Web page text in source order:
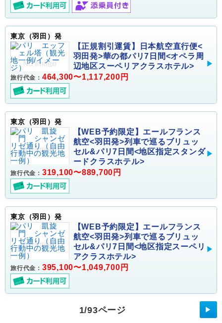
東京（羽田）発
【正規割引運賃】日本航空直行便<
羽田発>華の都パリ7日間<オペラ周
辺地区スーペリアクラスホテル>
旅行代金： 464,300〜1,117,200円
東京（羽田）発
【WEB予約限定】エールフランス
航空<羽田発>列車で巡るブリュッ
セル&パリ7日間<地区指定スタンダ
ードクラスホテル>
旅行代金： 319,100〜889,700円
東京（羽田）発
【WEB予約限定】エールフランス
航空<羽田発>列車で巡るブリュッ
セル&パリ7日間<地区指定スーペリ
アクラスホテル>
旅行代金： 395,100〜1,049,700円
1/93ページ ▶